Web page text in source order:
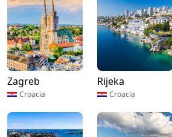
Zagreb
Croacia
Rijeka
Croacia